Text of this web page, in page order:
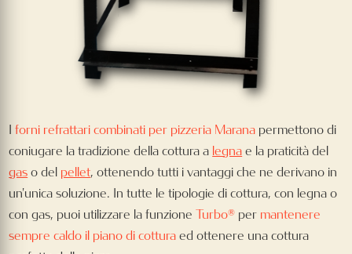
Iforni refrattari combinati per pizzeria Marana permettono di
coniugare la tradizione della cottura a legnae la praticità del
gaso del pellet, ottenendo tutti i vantaggi che ne derivano in
un'unica soluzione. In tutte le tipologie di cottura, con legna o
con gas, puoi utilizzare la funzioneTurbo® per mantenere
sempre caldo il piano di cotturaed ottenere una cottura